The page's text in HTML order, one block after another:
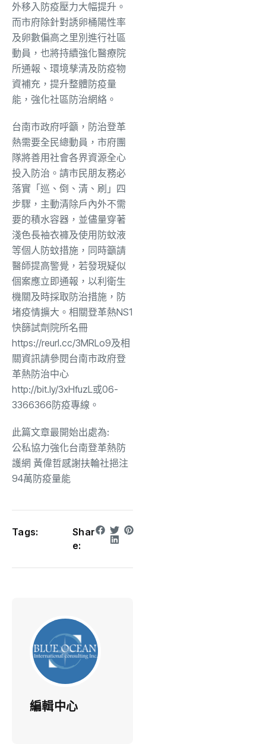
外移入防疫壓力大幅提升。
而市府除針對誘卵桶陽性率
及卵數偏高之里別進行社區
動員，也將持續強化醫療院
所通報、環境孳清及防疫物
資補充，提升整體防疫量
能，強化社區防治網絡。
台南市政府呼籲，防治登革
熱需要全民總動員，市府團
隊將善用社會各界資源全心
投入防治。請市民朋友務必
落實「巡、倒、清、刷」四
步驟，主動清除戶內外不需
要的積水容器，並儘量穿著
淺色長袖衣褲及使用防蚊液
等個人防蚊措施，同時籲請
醫師提高警覺，若發現疑似
個案應立即通報，以利衛生
機關及時採取防治措施，防
堵疫情擴大。相關登革熱NS1
快篩試劑院所名冊
https://reurl.cc/3MRLo9及相
關資訊請參閱台南市政府登
革熱防治中心
http://bit.ly/3xHfuzL或06-
3366366防疫專線。
此篇文章最開始出處為:
公私協力強化台南登革熱防
護網 黃偉哲感謝扶輪社挹注
94萬防疫量能
Tags:
Shar
e:
編輯中心